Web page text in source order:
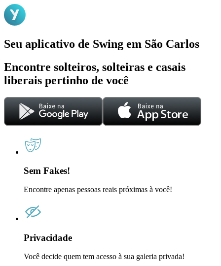
Seu aplicativo de Swing em São Carlos
Encontre solteiros, solteiras e casais
liberais pertinho de você
Sem Fakes!
Encontre apenas pessoas reais próximas à você!
Privacidade
Você decide quem tem acesso à sua galeria privada!